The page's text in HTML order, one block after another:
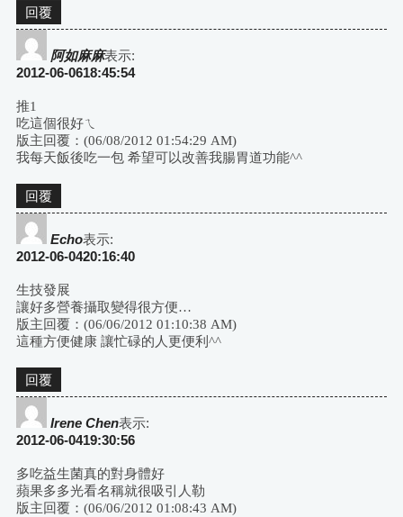
回覆
阿如麻麻表示:
2012-06-0618:45:54
推1
吃這個很好ㄟ
版主回覆：(06/08/2012 01:54:29 AM)
我每天飯後吃一包 希望可以改善我腸胃道功能^^
回覆
Echo表示:
2012-06-0420:16:40
生技發展
讓好多營養攝取變得很方便…
版主回覆：(06/06/2012 01:10:38 AM)
這種方便健康 讓忙碌的人更便利^^
回覆
Irene Chen表示:
2012-06-0419:30:56
多吃益生菌真的對身體好
蘋果多多光看名稱就很吸引人勒
版主回覆：(06/06/2012 01:08:43 AM)